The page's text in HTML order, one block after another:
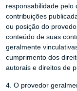
responsabilidade pelo
contribuições
ou posição do
conteúdo de suas
geralmente
cumprimento dos
autorais e direitos de
4. O provedor